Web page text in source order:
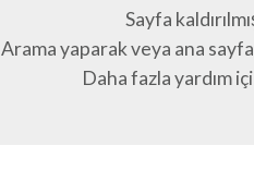
Sayfa
Arama yaparak veya ana
Daha fazla yardım